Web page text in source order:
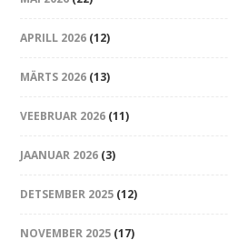
APRILL 2026 (12)
MÄRTS 2026 (13)
VEEBRUAR 2026 (11)
JAANUAR 2026 (3)
DETSEMBER 2025 (12)
NOVEMBER 2025 (17)